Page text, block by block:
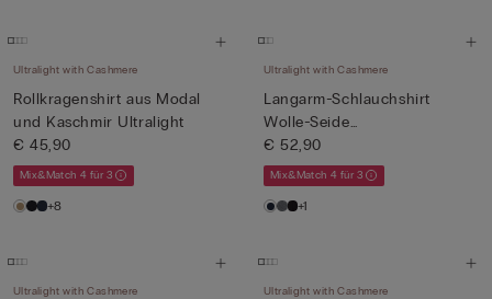
Ultralight with Cashmere
Rollkragenshirt aus Modal
und Kaschmir Ultralight
€ 45,90
Mix&Match 4 für 3
+8
Ultralight with Cashmere
Langarm-Schlauchshirt
Wolle-Seide
hochgeschlossen
€ 52,90
Mix&Match 4 für 3
+1
Ultralight with Cashmere Ultralight with Cashmere